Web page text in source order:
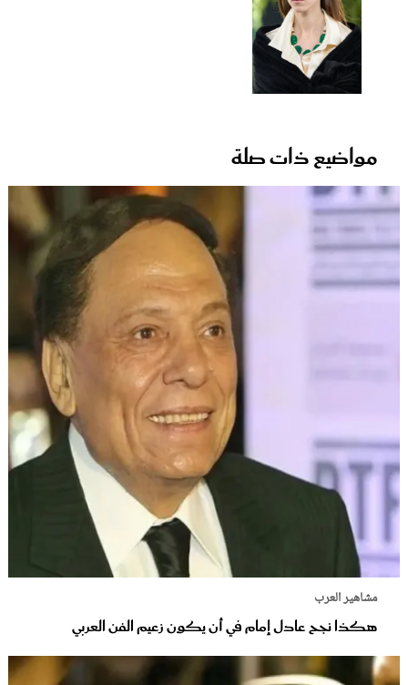
مواضيع ذات صلة
مشاهير العرب
هكذا نجح عادل إمام في أن يكون زعيم الفن العربي